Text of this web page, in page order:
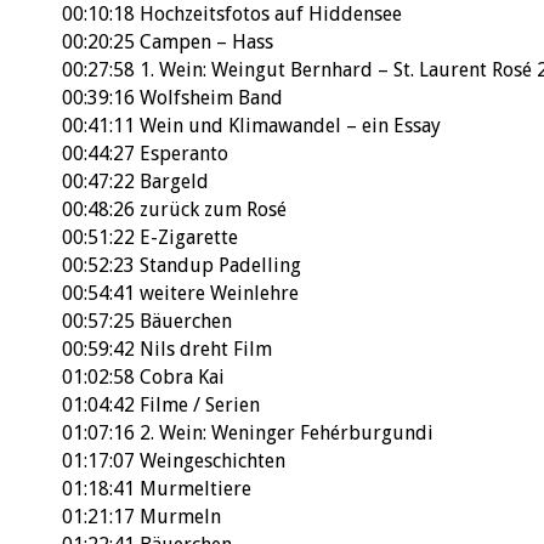
00:10:18 Hochzeitsfotos auf Hiddensee
00:20:25 Campen – Hass
00:27:58 1. Wein: Weingut Bernhard – St. Laurent Rosé
00:39:16 Wolfsheim Band
00:41:11 Wein und Klimawandel – ein Essay
00:44:27 Esperanto
00:47:22 Bargeld
00:48:26 zurück zum Rosé
00:51:22 E-Zigarette
00:52:23 Standup Padelling
00:54:41 weitere Weinlehre
00:57:25 Bäuerchen
00:59:42 Nils dreht Film
01:02:58 Cobra Kai
01:04:42 Filme / Serien
01:07:16 2. Wein: Weninger Fehérburgundi
01:17:07 Weingeschichten
01:18:41 Murmeltiere
01:21:17 Murmeln